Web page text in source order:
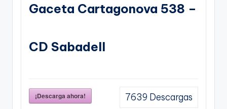
Gaceta Cartagonova 538 –
CD Sabadell
¡Descarga ahora! 7639 Descargas